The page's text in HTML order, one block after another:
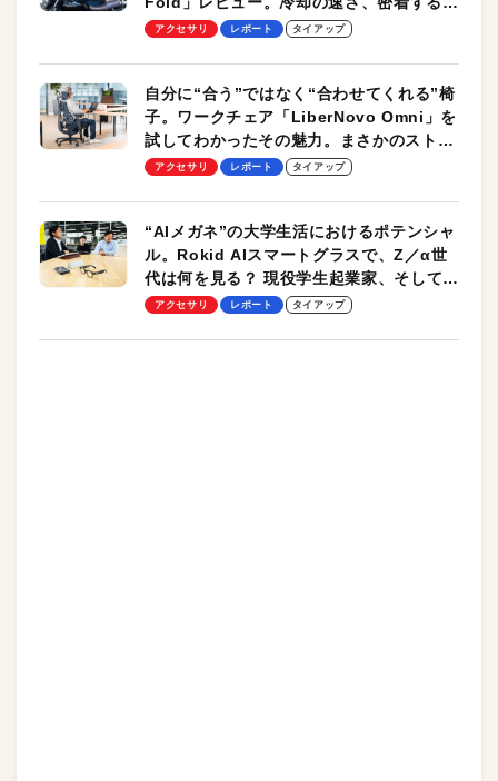
却プレート、シンプルな操作性がグッド！
アクセサリ レポート タイアップ
自分に“合う”ではなく“合わせてくれる”椅
子。ワークチェア「LiberNovo Omni」を
試してわかったその魅力。まさかのストレ
ッチ機能も搭載
アクセサリ レポート タイアップ
“AIメガネ”の大学生活におけるポテンシャ
ル。Rokid AIスマートグラスで、Z／α世
代は何を見る？ 現役学生起業家、そして教
授による体験会レポート【PR】
アクセサリ レポート タイアップ